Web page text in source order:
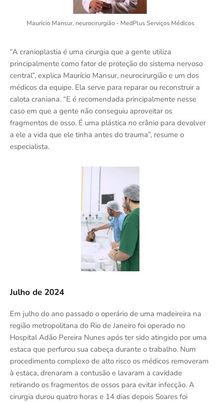
Maurício Mansur, neurocirurgião - MedPlus Serviços Médicos
“A cranioplastia é uma cirurgia que a gente utiliza
principalmente como fator de proteção do sistema nervoso
central”, explica Maurício Mansur, neurocirurgião e um dos
médicos da equipe. Ela serve para reparar ou reconstruir a
calota craniana. “E é recomendada principalmente nesse
caso em que a gente não conseguiu aproveitar os
fragmentos de osso. É uma plástica no crânio para devolver
a ele a vida que ele tinha antes do trauma”, resume o
especialista.
Julho de 2024
Em julho do ano passado o operário de uma madeireira na
região metropolitana do Rio de Janeiro foi operado no
Hospital Adão Pereira Nunes após ter sido atingido por uma
estaca que perfurou sua cabeça durante o trabalho. Num
procedimento complexo de alto risco os médicos removeram
à estaca, drenaram a contusão e lavaram a cavidade
retirando os fragmentos de ossos para evitar infecção. A
cirurgia durou quatro horas e 14 dias depois Soares foi